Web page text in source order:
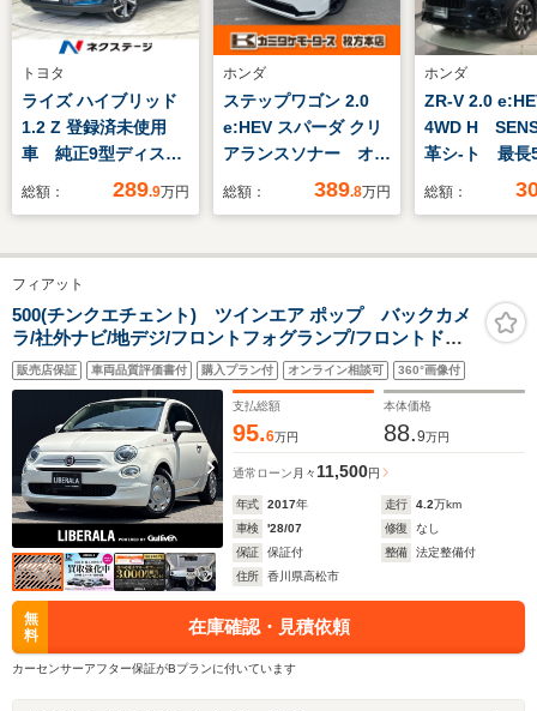
トヨタ
ライズ ハイブリッド
1.2 Z 登録済未使用
車 純正9型ディスプ
レイオーディオ 全周
ト アダプティブクル
ーズコントロール
BSM クリアランス
ソナー LEDヘッドラ
イト 純正17インチ
AW
総額： 289.9万円
ホンダ
ステップワゴン 2.0
e:HEV スパーダ クリ
アランスソナー オー
トクルーズコントロー
ム 両側電動スライド
LEDヘッドランプ 電
動リアゲート スマー
トキー 電動格納ミラ
ー
総額： 389.8万円
ホンダ
ZR-V 2.0
4WD H
革シ-ト 最長
証 ワンオー
BTオ-ディオ
ト VSA シ
ター 電動シ
ルコン フォ
総額：
フィアット
500(チンクエチェント) ツインエア ポップ バックカメ
ラ/社外ナビ/地デジ/フロントフォグランプ/フロントドラ
イブレコーダー/Bluetooth/アイドリングストップ/キーレ
ス/ETC/純正14インチアルミ
販売店保証 車両品質評価書付 購入プラン付 オンライン相談可 360°画像付
支払総額
95.6万円
本体価格
88.9万円
通常ローン 月々 11,500円
年式 2017年 走行 4.2万km
車検
'28/07 修復
なし
保証
保証付 整備
法定整備付
住所
香川県高松市
無
料
在庫確認・見積依頼
カーセンサーアフター保証がBプランに付いています